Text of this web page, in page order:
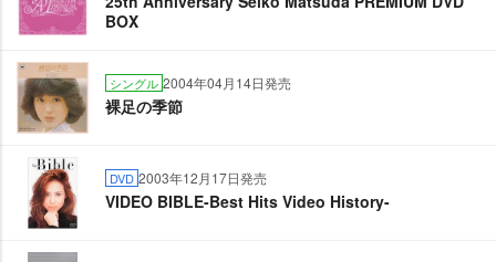
BOX
シングル 2004年04月14日発売
裸足の季節
DVD 2003年12月17日発売
VIDEO BIBLE-Best Hits Video History-